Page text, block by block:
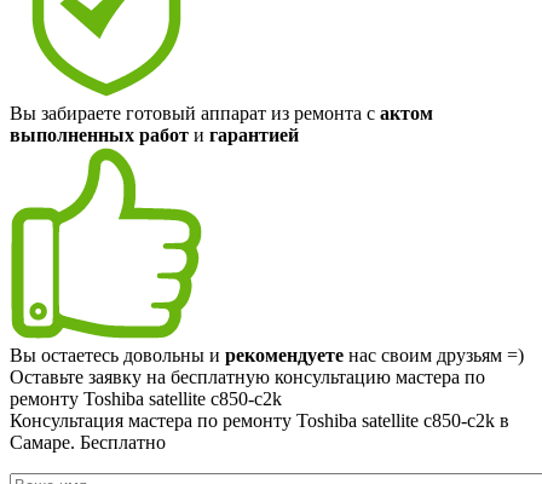
Вы забираете готовый аппарат из ремонта с актом
выполненных работ и гарантией
Вы остаетесь довольны и рекомендуете нас своим друзьям =)
Оставьте заявку на бесплатную консультацию мастера по
ремонту Toshiba satellite c850-c2k
Консультация мастера по ремонту Toshiba satellite c850-c2k в
Самаре. Бесплатно